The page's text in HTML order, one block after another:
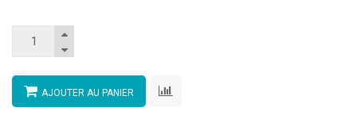
AJOUTER AU PANIER